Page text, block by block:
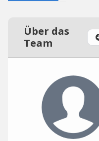
Über das
Team